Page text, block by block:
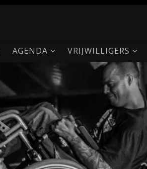
AGENDA VRIJWILLIGERS